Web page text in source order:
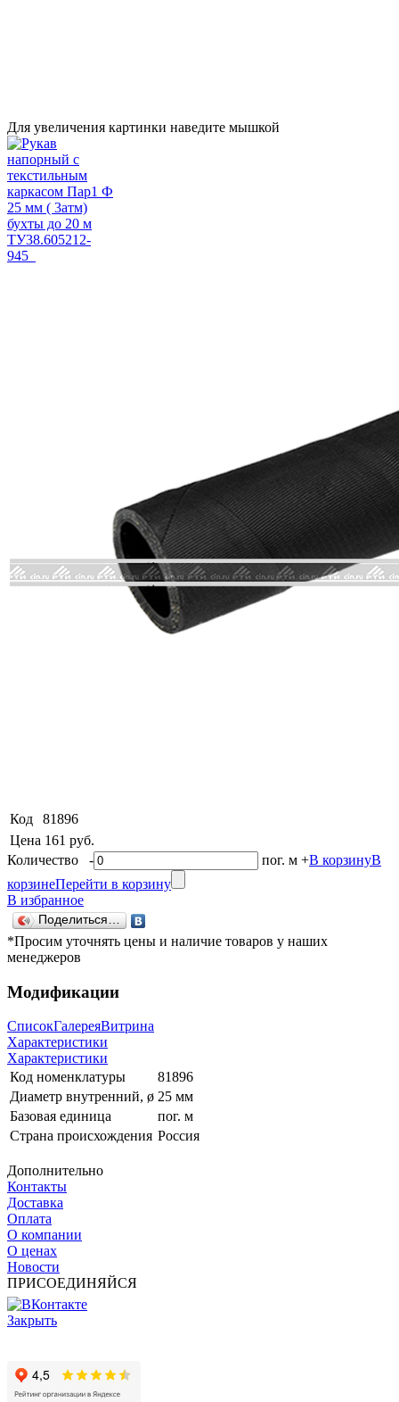
Для увеличения картинки наведите мышкой
Код
81896
Цена 161 руб.
Количество - пог. м +В корзинуВ
корзинеПерейти в корзину
В избранное
Поделиться…
*Просим уточнять цены и наличие товаров у наших
менеджеров
Модификации
СписокГалереяВитрина
Характеристики
Характеристики
Код номенклатуры
81896
Диаметр внутренний, ø 25 мм
Базовая единица
пог. м
Страна происхождения Россия
Дополнительно
Контакты
Доставка
Оплата
О компании
О ценах
Новости
ПРИСОЕДИНЯЙСЯ
Закрыть